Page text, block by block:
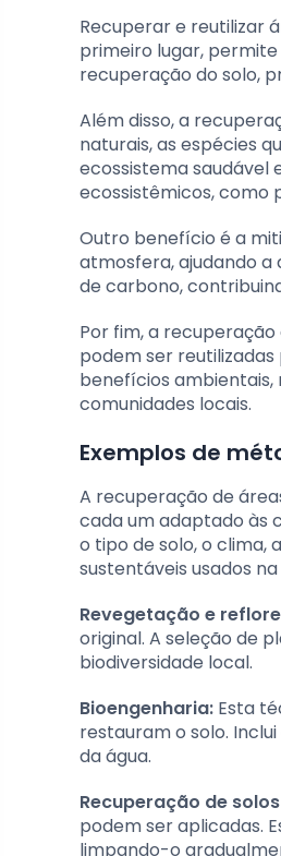
Recuperar e reutilizar
primeiro lugar,
recuperação do solo,
Além disso, a
naturais, as espécies
ecossistema saudável
ecossistêmicos, como
Outro benefício é a
atmosfera, ajudando a
de carbono,
Por fim, a
podem ser
benefícios
comunidades locais.
Exemplos de
A recuperação de
cada um adaptado às
o tipo de solo, o clima,
sustentáveis usados
Revegetação e
original. A seleção de
biodiversidade local.
Bioengenharia: Esta
restauram o solo.
da água.
Recuperação de
podem ser aplicadas.
limpando-o